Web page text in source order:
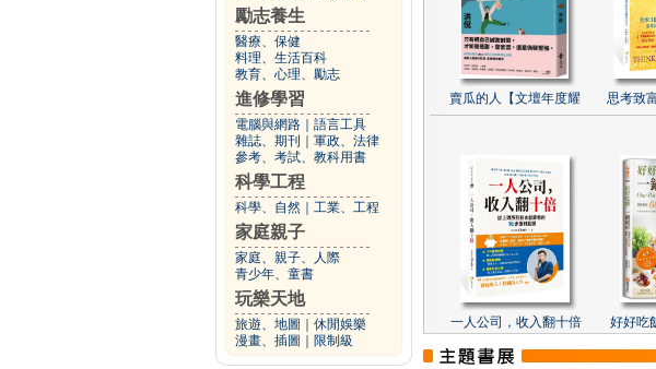
勵志養生
醫療、保健
料理、生活百科
教育、心理、勵志
進修學習
電腦與網路
語言工具
雜誌、期刊
軍政、法律
參考、考試、教科用書
科學工程
科學、自然 工業、工程
家庭親子
家庭、親子、人際
青少年、童書
玩樂天地
旅遊、地圖
休閒娛樂
漫畫、插圖
限制級
賣瓜的人【文壇年度耀 思考致
一人公司，收入翻十倍 好好吃